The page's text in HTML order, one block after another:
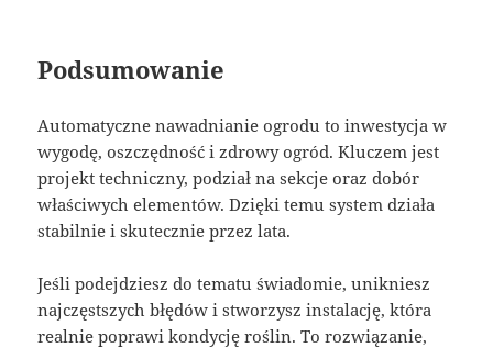
Podsumowanie
Automatyczne nawadnianie ogrodu to inwestycja w
wygodę, oszczędność i zdrowy ogród. Kluczem jest
projekt techniczny, podział na sekcje oraz dobór
właściwych elementów. Dzięki temu system działa
stabilnie i skutecznie przez lata.
Jeśli podejdziesz do tematu świadomie, unikniesz
najczęstszych błędów i stworzysz instalację, która
realnie poprawi kondycję roślin. To rozwiązanie,